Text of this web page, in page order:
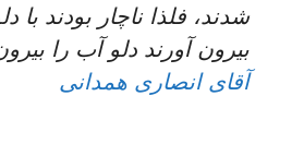
شدند، فلذا ناچار بودند با
بيرون آورند دلو آب را
آقای انصاری همدانی